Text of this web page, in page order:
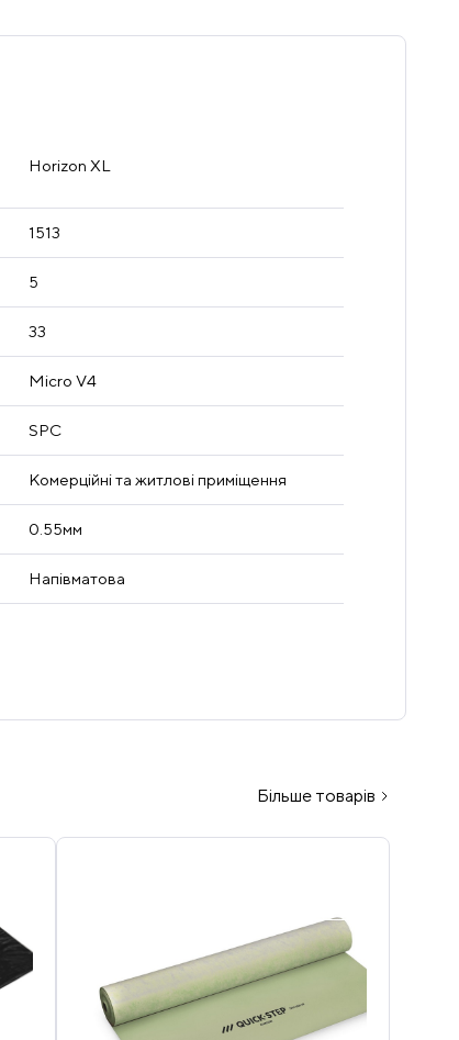
Horizon XL
1513
5
33
Micro V4
SPC
Комерційні та житлові приміщення
0.55мм
Напівматова
Більше товарів